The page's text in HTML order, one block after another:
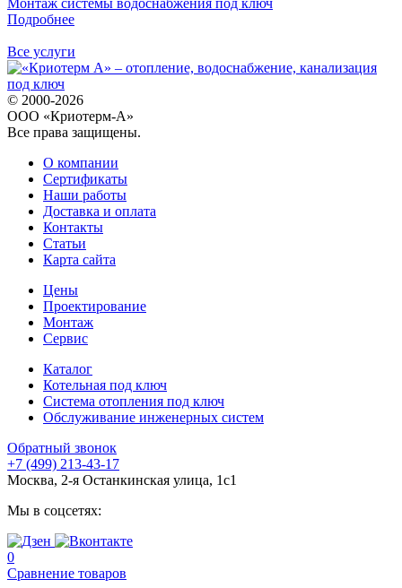
Подробнее
Все услуги
© 2000-2026
ООО «Криотерм-А»
Все права защищены.
О компании
Сертификаты
Наши работы
Доставка и оплата
Контакты
Статьи
Карта сайта
Цены
Проектирование
Монтаж
Сервис
Каталог
Котельная под ключ
Система отопления под ключ
Обслуживание инженерных систем
Обратный звонок
+7 (499) 213-43-17
Москва, 2-я Останкинская улица, 1с1
Мы в соцсетях:
0
Сравнение товаров